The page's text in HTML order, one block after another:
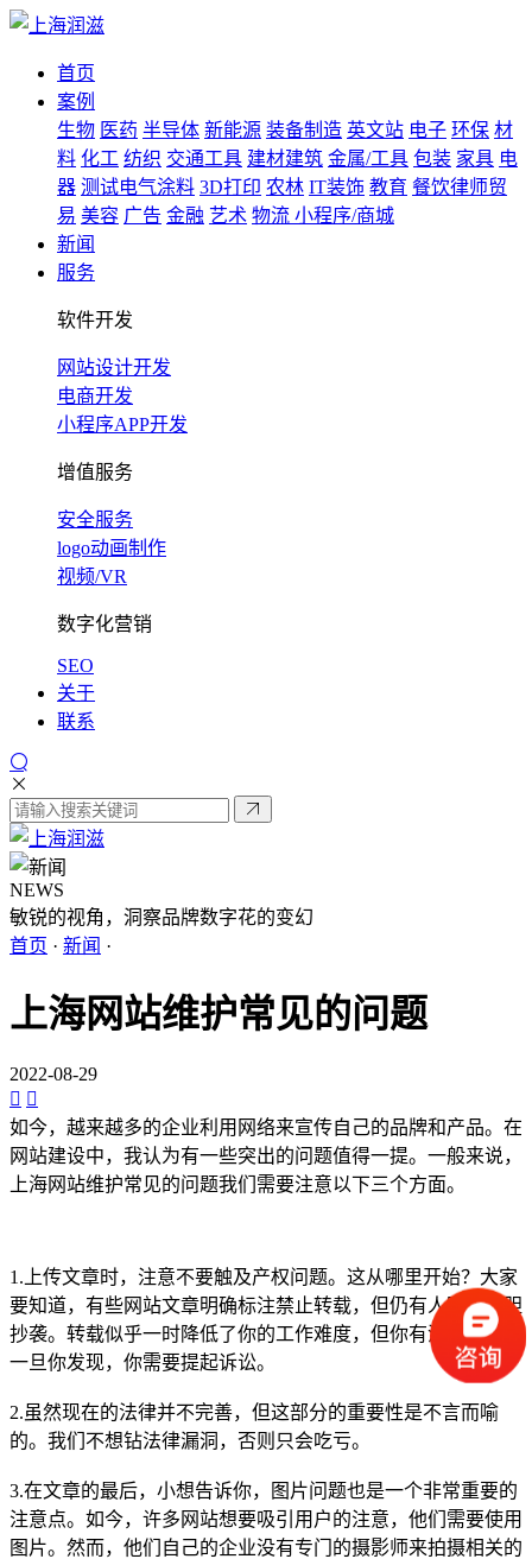
首页
案例
生物 医药 半导体 新能源 装备制造 英文站 电子 环保 材
料 化工 纺织 交通工具 建材建筑 金属/工具 包装 家具 电
器 测试电气涂料 3D打印 农林 IT装饰 教育 餐饮律师贸
易 美容 广告 金融 艺术 物流 小程序/商城
新闻
服务
软件开发
网站设计开发
电商开发
小程序APP开发
增值服务
安全服务
logo动画制作
视频/VR
数字化营销
SEO
关于
联系
NEWS
敏锐的视角，洞察品牌数字花的变幻
首页 · 新闻 ·
上海网站维护常见的问题
2022-08-29
如今，越来越多的企业利用网络来宣传自己的品牌和产品。在
网站建设中，我认为有一些突出的问题值得一提。一般来说，
上海网站维护常见的问题我们需要注意以下三个方面。
1.上传文章时，注意不要触及产权问题。这从哪里开始？大家
要知道，有些网站文章明确标注禁止转载，但仍有人明目张胆
抄袭。转载似乎一时降低了你的工作难度，但你有没有想过？
一旦你发现，你需要提起诉讼。
2.虽然现在的法律并不完善，但这部分的重要性是不言而喻
的。我们不想钻法律漏洞，否则只会吃亏。
3.在文章的最后，小想告诉你，图片问题也是一个非常重要的
注意点。如今，许多网站想要吸引用户的注意，他们需要使用
图片。然而，他们自己的企业没有专门的摄影师来拍摄相关的